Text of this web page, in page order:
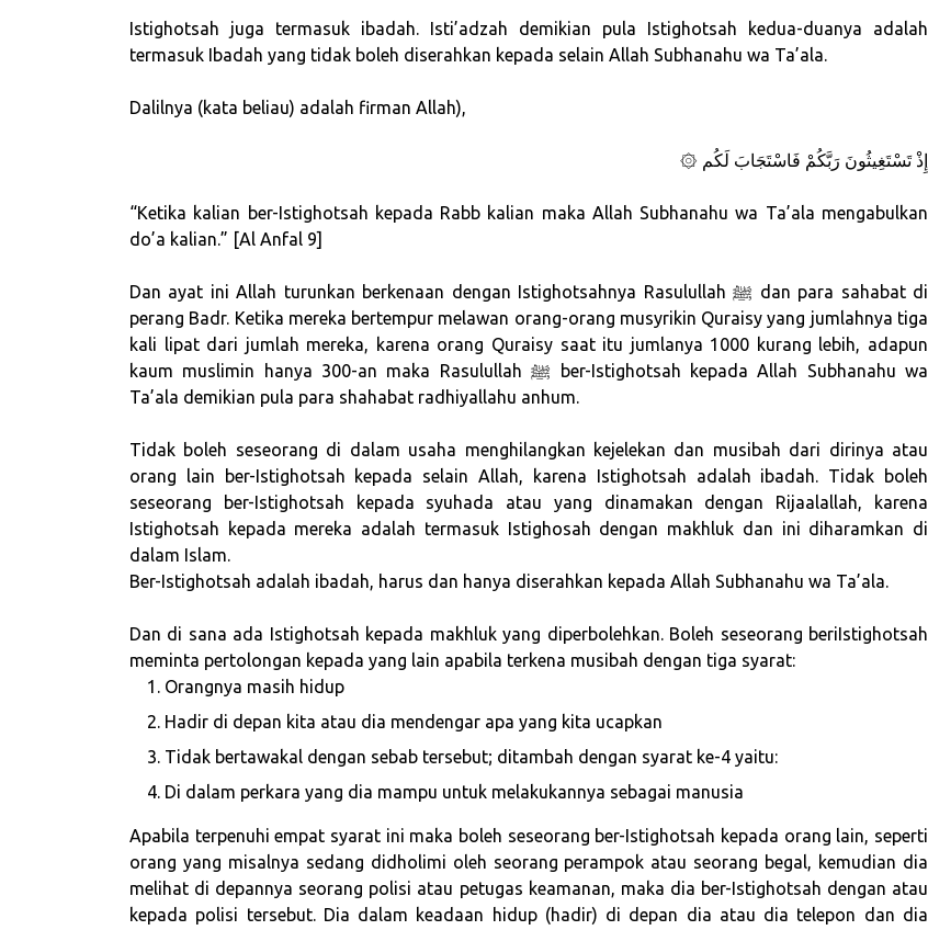
Istighotsah juga termasuk ibadah. Isti’adzah demikian pula Istighotsah kedua-duanya adalah
termasuk Ibadah yang tidak boleh diserahkan kepada selain Allah Subhanahu wa Ta’ala.
Dalilnya (kata beliau) adalah firman Allah),
۞ إِذْ تَسْتَغِيثُونَ رَبَّكُمْ فَاسْتَجَابَ لَكُم
“Ketika kalian ber-Istighotsah kepada Rabb kalian maka Allah Subhanahu wa Ta’ala mengabulkan
do’a kalian.” [Al Anfal 9]
Dan ayat ini Allah turunkan berkenaan dengan Istighotsahnya Rasulullah ﷺ dan para sahabat di
perang Badr. Ketika mereka bertempur melawan orang-orang musyrikin Quraisy yang jumlahnya tiga
kali lipat dari jumlah mereka, karena orang Quraisy saat itu jumlanya 1000 kurang lebih, adapun
kaum muslimin hanya 300-an maka Rasulullah ﷺ ber-Istighotsah kepada Allah Subhanahu wa
Ta’ala demikian pula para shahabat radhiyallahu anhum.
Tidak boleh seseorang di dalam usaha menghilangkan kejelekan dan musibah dari dirinya atau
orang lain ber-Istighotsah kepada selain Allah, karena Istighotsah adalah ibadah. Tidak boleh
seseorang ber-Istighotsah kepada syuhada atau yang dinamakan dengan Rijaalallah, karena
Istighotsah kepada mereka adalah termasuk Istighosah dengan makhluk dan ini diharamkan di
dalam Islam.
Ber-Istighotsah adalah ibadah, harus dan hanya diserahkan kepada Allah Subhanahu wa Ta’ala.
Dan di sana ada Istighotsah kepada makhluk yang diperbolehkan. Boleh seseorang beriIstighotsah
meminta pertolongan kepada yang lain apabila terkena musibah dengan tiga syarat:
Orangnya masih hidup
Hadir di depan kita atau dia mendengar apa yang kita ucapkan
Tidak bertawakal dengan sebab tersebut; ditambah dengan syarat ke-4 yaitu:
Di dalam perkara yang dia mampu untuk melakukannya sebagai manusia
Apabila terpenuhi empat syarat ini maka boleh seseorang ber-Istighotsah kepada orang lain, seperti
orang yang misalnya sedang didholimi oleh seorang perampok atau seorang begal, kemudian dia
melihat di depannya seorang polisi atau petugas keamanan, maka dia ber-Istighotsah dengan atau
kepada polisi tersebut. Dia dalam keadaan hidup (hadir) di depan dia atau dia telepon dan dia